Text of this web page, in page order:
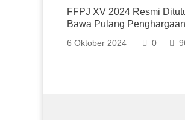
FFPJ XV 2024 Resmi
Bawa Pulang
6 Oktober 2024 0